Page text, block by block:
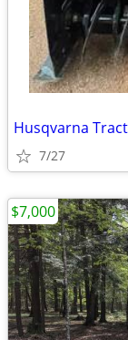
Husqvarna
7/27
$7,000